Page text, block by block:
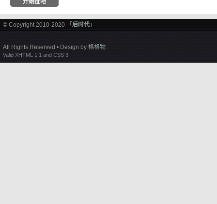
© Copyright 2010-2020 「 后时代 」
All Rights Reserved • Design by 格格物.
Valid XHTML 1.1 and CSS 3.